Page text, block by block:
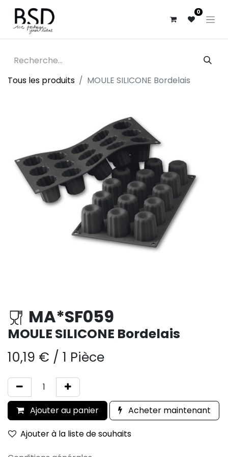
0
Tous les produits MOULE SILICONE Bordelais
MA*SF059
MOULE SILICONE Bordelais
10,19 € / 1 Pièce
Ajouter au panier
Acheter maintenant
Ajouter à la liste de souhaits